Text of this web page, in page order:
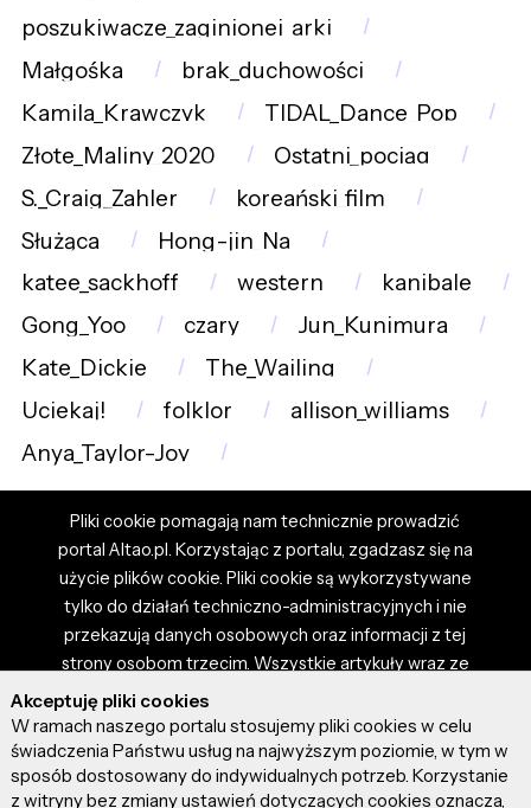
poszukiwacze_zaginionej_arki
Małgośka
brak_duchowości
Kamila_Krawczyk
TIDAL_Dance_Pop
Złote_Maliny_2020
Ostatni_pociąg
S._Craig_Zahler
koreański_film
Służąca
Hong-jin_Na
katee_sackhoff
western
kanibale
Gong_Yoo
czary
Jun_Kunimura
Kate_Dickie
The_Wailing
Uciekaj!
folklor
allison_williams
Anya_Taylor-Joy
Pliki cookie pomagają nam technicznie prowadzić
portal Altao.pl. Korzystając z portalu, zgadzasz się na
użycie plików cookie. Pliki cookie są wykorzystywane
tylko do działań techniczno-administracyjnych i nie
przekazują danych osobowych oraz informacji z tej
strony osobom trzecim. Wszystkie artykuły wraz ze
zdjęciami i materiałami dostępnymi na portalu są
własnością użytkowników. Administrator i właściciel
portalu nie ponosi odpowiedzialności za tresci
prezentowane przez autorów artykułów. Dodając
Akceptuję pliki cookies
W ramach naszego portalu stosujemy pliki cookies w celu
świadczenia Państwu usług na najwyższym poziomie, w tym w
sposób dostosowany do indywidualnych potrzeb. Korzystanie
z witryny bez zmiany ustawień dotyczących cookies oznacza,